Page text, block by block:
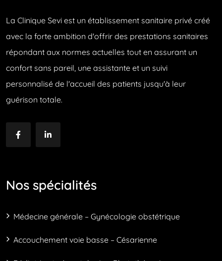
La Clinique Sevi est un établissement sanitaire privé créé
avec la forte ambition d'offrir des prestations sanitaires
répondant aux normes actuelles tout en assurant un
confort sans pareil, une assistante et un suivi
personnalisé de l'accueil des patients jusqu'à leur
guérison totale.
Nos spécialités
Médecine générale – Gynécologie obstétrique
Accouchement voie basse – Césarienne